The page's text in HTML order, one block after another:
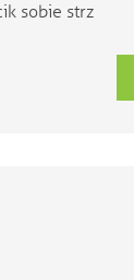
sobie strz